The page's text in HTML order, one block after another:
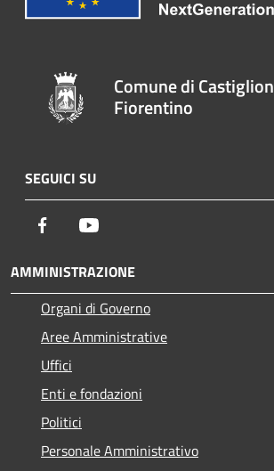
Comune di Castiglion
Fiorentino
SEGUICI SU
Facebook
AMMINISTRAZIONE
Organi di Governo
Aree Amministrative
Uffici
Enti e fondazioni
Politici
Personale Amministrativo